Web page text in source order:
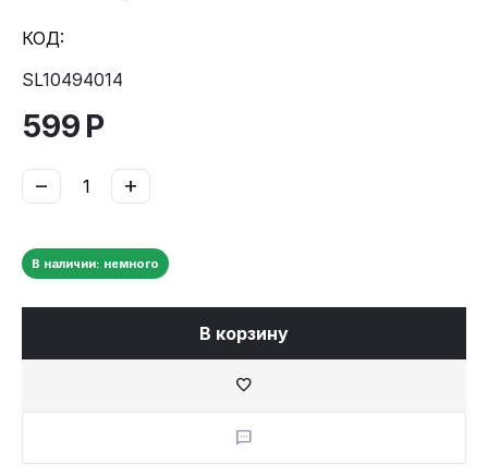
КОД:
SL10494014
599 Р
+
−
В наличии: немного
В корзину